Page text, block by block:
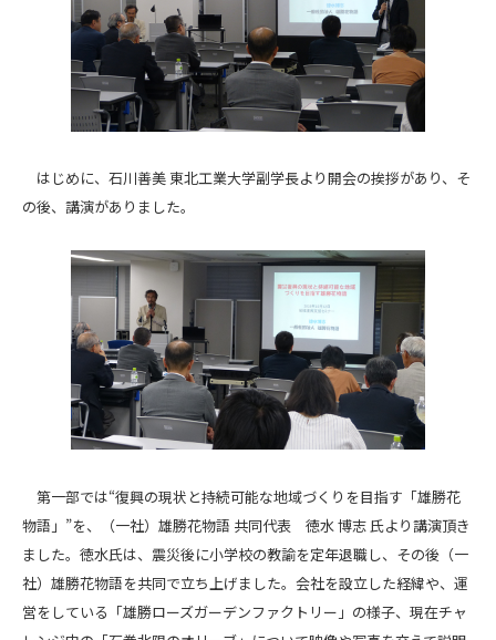
はじめに、石川善美 東北工業大学副学長より開会の挨拶があり、そ
の後、講演がありました。
第一部では“復興の現状と持続可能な地域づくりを目指す「雄勝花
物語」”を、（一社）雄勝花物語 共同代表 徳水 博志 氏より講演頂き
ました。徳水氏は、震災後に小学校の教諭を定年退職し、その後（一
社）雄勝花物語を共同で立ち上げました。会社を設立した経緯や、運
営をしている「雄勝ローズガーデンファクトリー」の様子、現在チャ